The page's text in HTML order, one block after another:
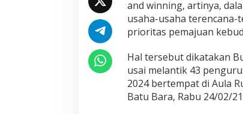
H
a
r
u
D
a
p
a
t
and winning, artinya,
usaha-usaha
prioritas pemajuan
Hal tersebut dikatakan
usai melantik 43
2024 bertempat di Aula
Batu Bara, Rabu 24/02/